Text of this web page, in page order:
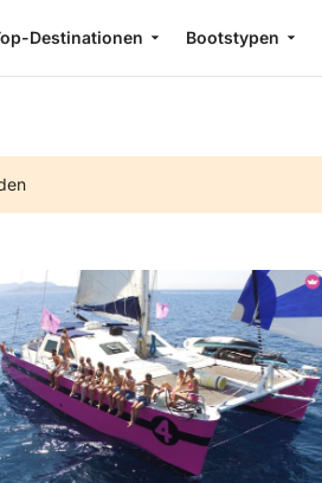
Destinationen Bootstypen